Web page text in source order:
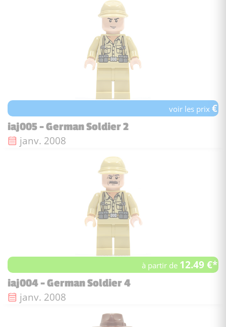
voir les prix€
iaj005 - German Soldier 2
Date de sortie :
janv. 2008
à partir de 12.49 €*
iaj004 - German Soldier 4
Date de sortie :
janv. 2008